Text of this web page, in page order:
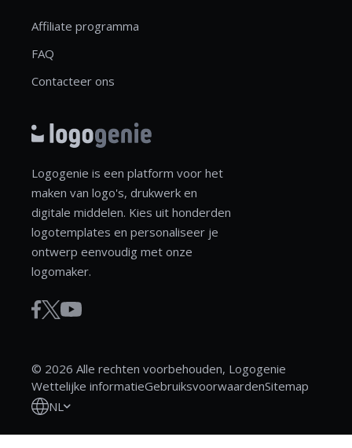
Affiliate programma
FAQ
Contacteer ons
Logogenie is een platform voor het
maken van logo's, drukwerk en
digitale middelen. Kies uit honderden
logotemplates en personaliseer je
ontwerp eenvoudig met onze
logomaker.
© 2026 Alle rechten voorbehouden, Logogenie
Wettelijke informatieGebruiksvoorwaardenSitemap
NL